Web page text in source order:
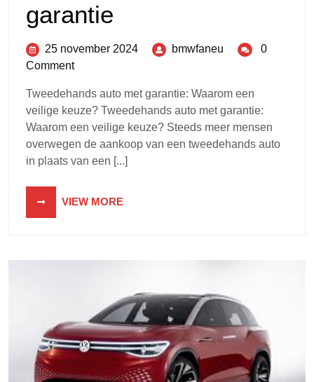
garantie
25 november 2024 bmwfaneu
0
Comment
Tweedehands auto met garantie: Waarom een
veilige keuze? Tweedehands auto met garantie:
Waarom een veilige keuze? Steeds meer mensen
overwegen de aankoop van een tweedehands auto
in plaats van een [...]
VIEW MORE